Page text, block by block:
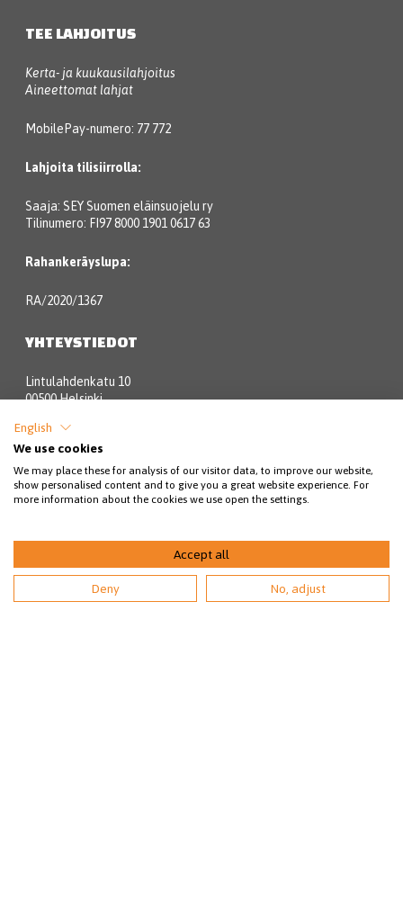
TEE LAHJOITUS
Kerta- ja kuukausilahjoitus
Aineettomat lahjat
MobilePay-numero: 77 772
Lahjoita tilisiirrolla:
Saaja: SEY Suomen eläinsuojelu ry
Tilinumero: FI97 8000 1901 0617 63
Rahankeräyslupa:
RA/2020/1367
YHTEYSTIEDOT
Lintulahdenkatu 10
00500 Helsinki
Eläinsuojeluneuvonta:
09 3158 6580 (pvm/mpm)
(1.6.-31.8. avoinna arkisin kello 9-20).
Asiakaspalvelu:
English
We use cookies
We may place these for analysis of our visitor data, to improve our website,
show personalised content and to give you a great website experience. For
more information about the cookies we use open the settings.
Accept all
Deny No, adjust